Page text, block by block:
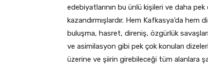
edebiyatlarının bu ünlü kişileri ve daha
kazandırmışlardır. Hem Kafkasya’da
buluşma, hasret, direniş, özgürlük
ve asimilasyon gibi pek çok konuları
üzerine ve şiirin girebileceği tüm alanlara